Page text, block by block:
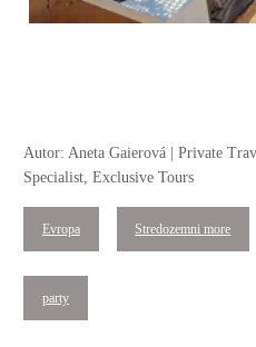
Autor: Aneta Gaierová | Private
Specialist, Exclusive Tours
Evropa Stredozemni more
party